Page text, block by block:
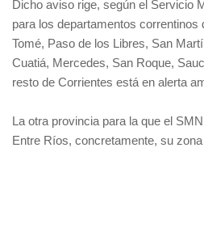
Dicho aviso rige, según el Servicio
para los departamentos correntinos
Tomé, Paso de los Libres, San
Cuatiá, Mercedes, San Roque,
resto de Corrientes está en alerta
La otra provincia para la que el
Entre Ríos, concretamente, su